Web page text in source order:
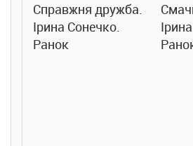
Справжня дружба.
Ірина Сонечко.
Ранок